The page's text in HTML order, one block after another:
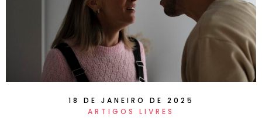
18 DE JANEIRO DE 2025
ARTIGOS LIVRES